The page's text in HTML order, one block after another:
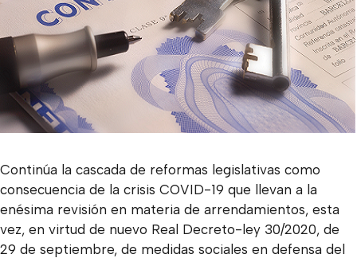
Continúa la cascada de reformas legislativas como
consecuencia de la crisis COVID-19 que llevan a la
enésima revisión en materia de arrendamientos, esta
vez, en virtud de nuevo Real Decreto-ley 30/2020, de
29 de septiembre, de medidas sociales en defensa del